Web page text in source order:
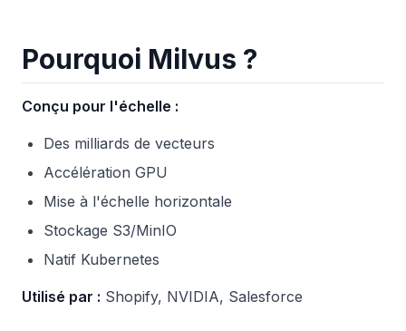
Pourquoi Milvus ?
Conçu pour l'échelle :
Des milliards de vecteurs
Accélération GPU
Mise à l'échelle horizontale
Stockage S3/MinIO
Natif Kubernetes
Utilisé par : Shopify, NVIDIA, Salesforce